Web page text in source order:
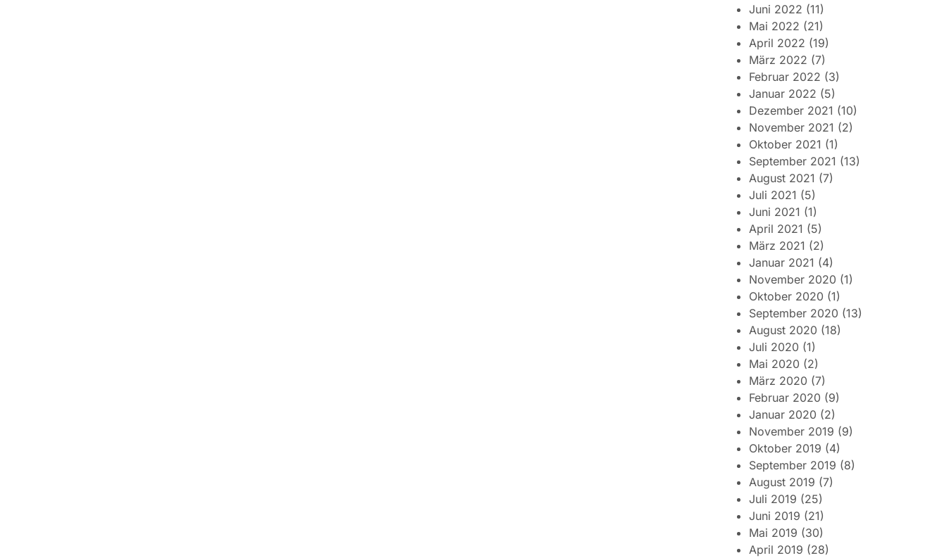
Juni 2022 (11)
Mai 2022 (21)
April 2022 (19)
März 2022 (7)
Februar 2022 (3)
Januar 2022 (5)
Dezember 2021 (10)
November 2021 (2)
Oktober 2021 (1)
September 2021 (13)
August 2021 (7)
Juli 2021 (5)
Juni 2021 (1)
April 2021 (5)
März 2021 (2)
Januar 2021 (4)
November 2020 (1)
Oktober 2020 (1)
September 2020 (13)
August 2020 (18)
Juli 2020 (1)
Mai 2020 (2)
März 2020 (7)
Februar 2020 (9)
Januar 2020 (2)
November 2019 (9)
Oktober 2019 (4)
September 2019 (8)
August 2019 (7)
Juli 2019 (25)
Juni 2019 (21)
Mai 2019 (30)
April 2019 (28)